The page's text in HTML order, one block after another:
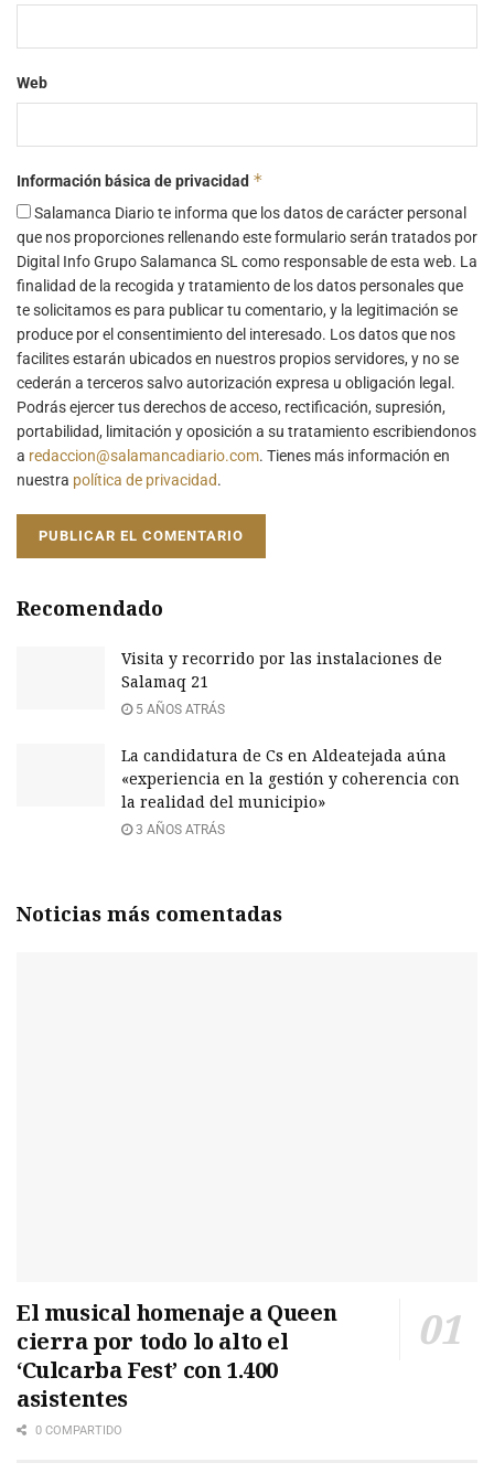
Web
Información básica de privacidad *
Salamanca Diario te informa que los datos de carácter personal
que nos proporciones rellenando este formulario serán tratados por
Digital Info Grupo Salamanca SL como responsable de esta web. La
finalidad de la recogida y tratamiento de los datos personales que
te solicitamos es para publicar tu comentario, y la legitimación se
produce por el consentimiento del interesado. Los datos que nos
facilites estarán ubicados en nuestros propios servidores, y no se
cederán a terceros salvo autorización expresa u obligación legal.
Podrás ejercer tus derechos de acceso, rectificación, supresión,
portabilidad, limitación y oposición a su tratamiento escribiendonos
a redaccion@salamancadiario.com. Tienes más información en
nuestra política de privacidad.
Recomendado
Visita y recorrido por las instalaciones de
Salamaq 21
5 AÑOS ATRÁS
La candidatura de Cs en Aldeatejada aúna
«experiencia en la gestión y coherencia con
la realidad del municipio»
3 AÑOS ATRÁS
Noticias más comentadas
El musical homenaje a Queen
cierra por todo lo alto el
‘Culcarba Fest’ con 1.400
asistentes
0 COMPARTIDO